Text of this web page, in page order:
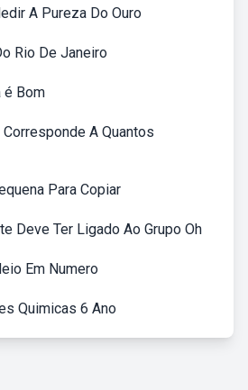
A Pureza Do Ouro
Rio De Janeiro
é Bom
Corresponde A Quantos
Para Copiar
Deve Ter Ligado Ao Grupo Oh
Em Numero
Quimicas 6 Ano